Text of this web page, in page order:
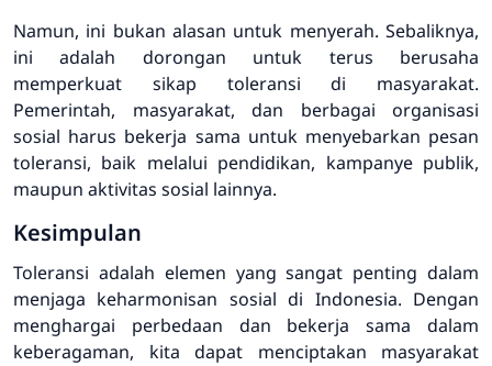
Namun, ini bukan alasan untuk menyerah. Sebaliknya,
ini adalah dorongan untuk terus berusaha
memperkuat sikap toleransi di masyarakat.
Pemerintah, masyarakat, dan berbagai organisasi
sosial harus bekerja sama untuk menyebarkan pesan
toleransi, baik melalui pendidikan, kampanye publik,
maupun aktivitas sosial lainnya.
Kesimpulan
Toleransi adalah elemen yang sangat penting dalam
menjaga keharmonisan sosial di Indonesia. Dengan
menghargai perbedaan dan bekerja sama dalam
keberagaman, kita dapat menciptakan masyarakat